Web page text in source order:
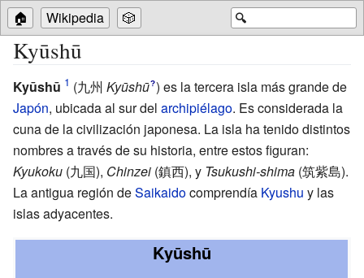
🔍
🏠 Wikipedia 🎲
Kyūshū
Kyūshū (九州 Kyūshū?) es la tercera isla más grande de
Japón, ubicada al sur del archipiélago. Es considerada la
cuna de la civilización japonesa. La isla ha tenido distintos
nombres a través de su historia, entre estos figuran:
Kyukoku (九国), Chinzei (鎮西), y Tsukushi-shima (筑紫島).
La antigua región deSaikaidocomprendía Kyushu y las
islas adyacentes.
Kyūshū